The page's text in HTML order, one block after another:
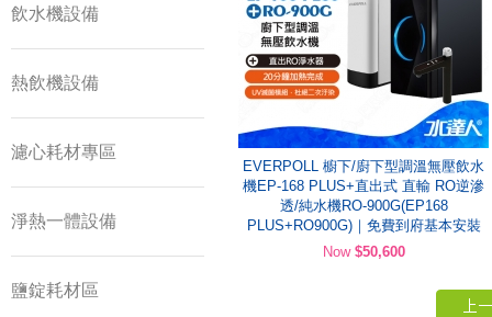
飲水機設備
熱飲機設備
濾心耗材專區
淨熱一體設備
鹽錠耗材區
EVERPOLL 櫥下/廚下型調溫無壓飲水
機EP-168 PLUS+直出式 直輸 RO逆滲
透/純水機RO-900G(EP168
PLUS+RO900G)｜免費到府基本安裝
Now $50,600